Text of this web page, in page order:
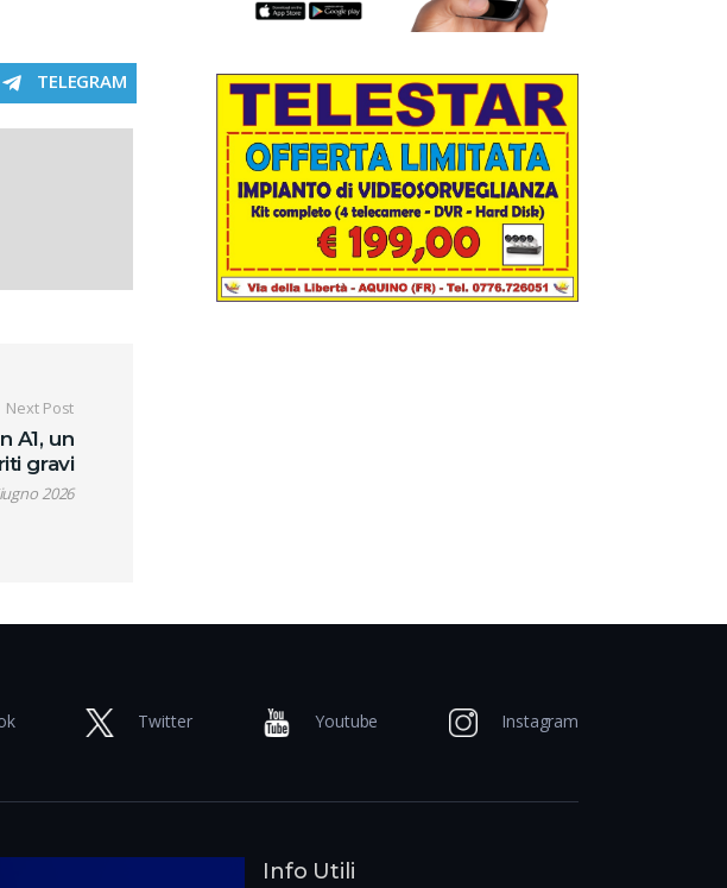
SHARE ON
TELEGRAM
Next Post
A1, un
gravi
2026
Twitter Youtube Instagram
Info Utili